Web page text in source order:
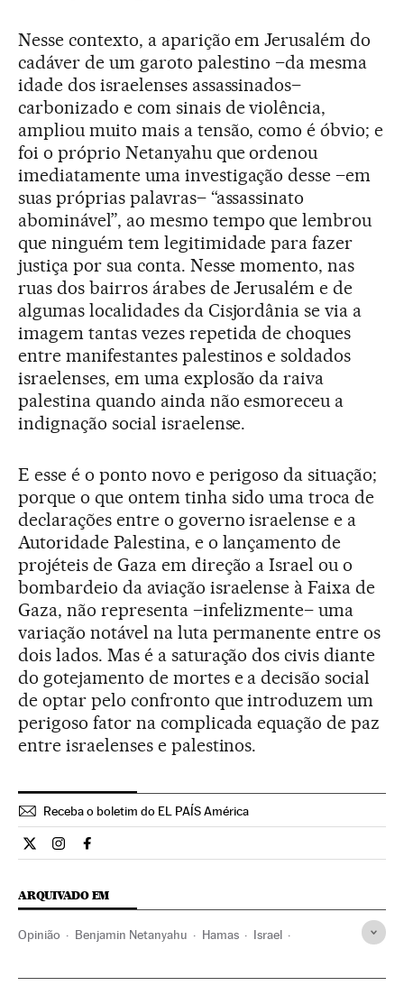
Nesse contexto, a aparição em Jerusalém do
cadáver de um garoto palestino –da mesma
idade dos israelenses assassinados–
carbonizado e com sinais de violência,
ampliou muito mais a tensão, como é óbvio; e
foi o próprio Netanyahu que ordenou
imediatamente uma investigação desse –em
suas próprias palavras– “assassinato
abominável”, ao mesmo tempo que lembrou
que ninguém tem legitimidade para fazer
justiça por sua conta. Nesse momento, nas
ruas dos bairros árabes de Jerusalém e de
algumas localidades da Cisjordânia se via a
imagem tantas vezes repetida de choques
entre manifestantes palestinos e soldados
israelenses, em uma explosão da raiva
palestina quando ainda não esmoreceu a
indignação social israelense.
E esse é o ponto novo e perigoso da situação;
porque o que ontem tinha sido uma troca de
declarações entre o governo israelense e a
Autoridade Palestina, e o lançamento de
projéteis de Gaza em direção a Israel ou o
bombardeio da aviação israelense à Faixa de
Gaza, não representa –infelizmente– uma
variação notável na luta permanente entre os
dois lados. Mas é a saturação dos civis diante
do gotejamento de mortes e a decisão social
de optar pelo confronto que introduzem um
perigoso fator na complicada equação de paz
entre israelenses e palestinos.
Receba o boletim do EL PAÍS América
Opiniao El País Brasil en Twitter
Opiniao El País Brasil en Instagram
Opiniao El País Brasil en Facebook
ARQUIVADO EM
Opinião Benjamin Netanyahu Hamas Israel